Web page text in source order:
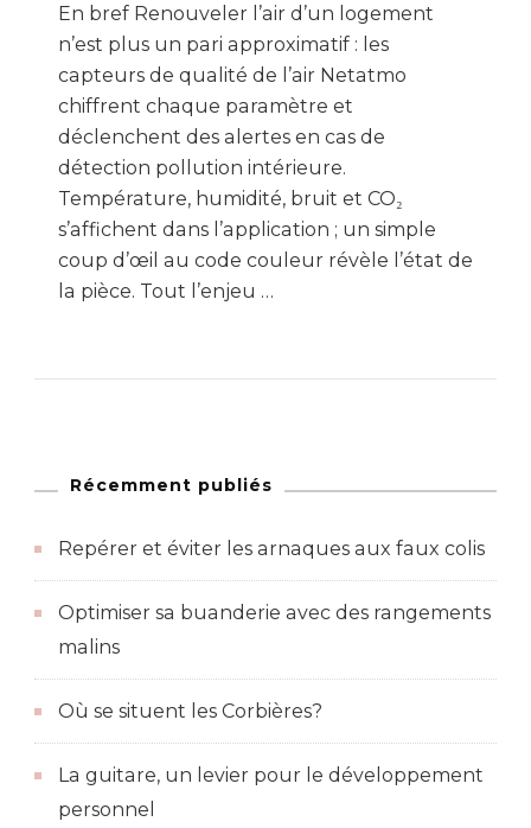
En bref Renouveler l’air d’un logement
n’est plus un pari approximatif : les
capteurs de qualité de l’air Netatmo
chiffrent chaque paramètre et
déclenchent des alertes en cas de
détection pollution intérieure.
Température, humidité, bruit et CO₂
s’affichent dans l’application ; un simple
coup d’œil au code couleur révèle l’état de
la pièce. Tout l’enjeu …
Récemment publiés
Repérer et éviter les arnaques aux faux colis
Optimiser sa buanderie avec des rangements
malins
Où se situent les Corbières?
La guitare, un levier pour le développement
personnel